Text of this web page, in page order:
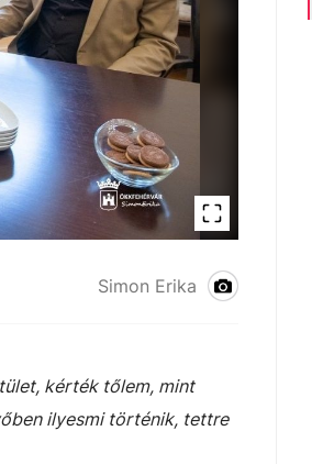
Simon Erika
kérték tőlem, mint
ilyesmi történik, tettre